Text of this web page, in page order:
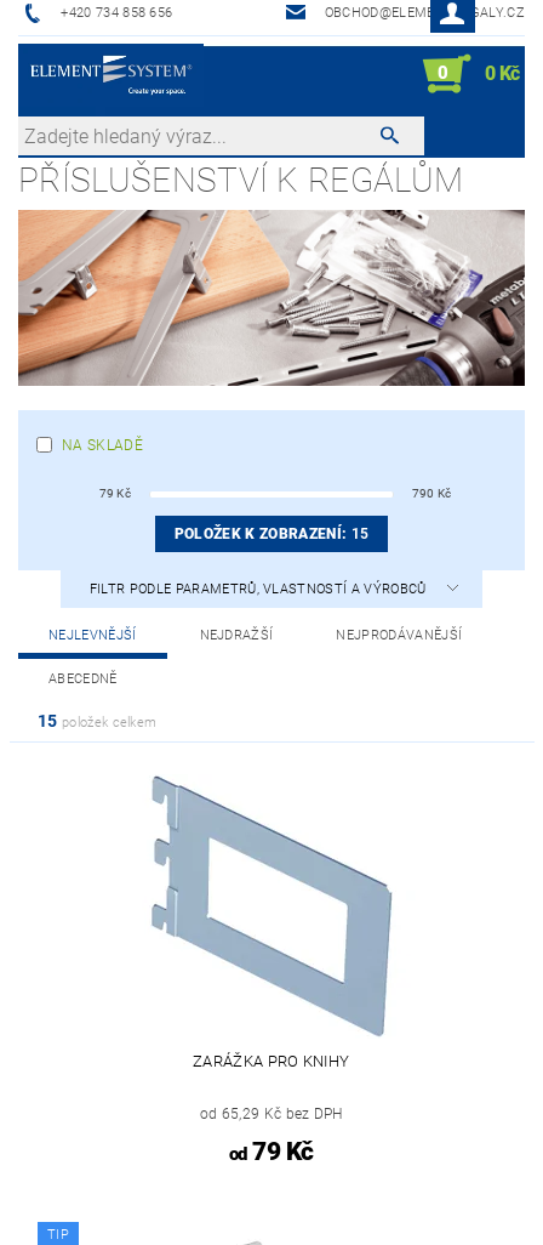
+420 734 858 656 OBCHOD@ELEMENTREGALY.CZ
0 0 Kč
PŘÍSLUŠENSTVÍ K REGÁLŮM
NA SKLADĚ
79 Kč 790 Kč
POLOŽEK K ZOBRAZENÍ: 15
FILTR PODLE PARAMETRŮ, VLASTNOSTÍ A VÝROBCŮ
NEJLEVNĚJŠÍ NEJDRAŽŠÍ NEJPRODÁVANĚJŠÍ
ABECEDNĚ
15 položek celkem
ZARÁŽKA PRO KNIHY
od 65,29 Kč bez DPH
od79 Kč
TIP